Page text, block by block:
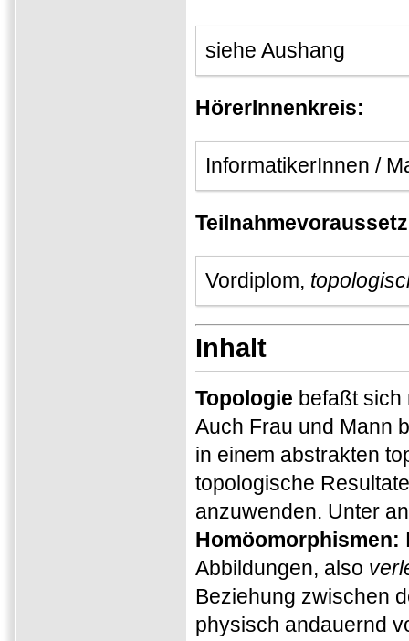
siehe Aushang
HörerInnenkreis:
InformatikerInnen /
Vordiplom,
Inhalt
Topologie befaßt sich
Auch Frau und Mann
in einem abstrakten
topologische
anzuwenden. Unter
Homöomorphismen:
Abbildungen, also
Beziehung zwischen
physisch andauernd